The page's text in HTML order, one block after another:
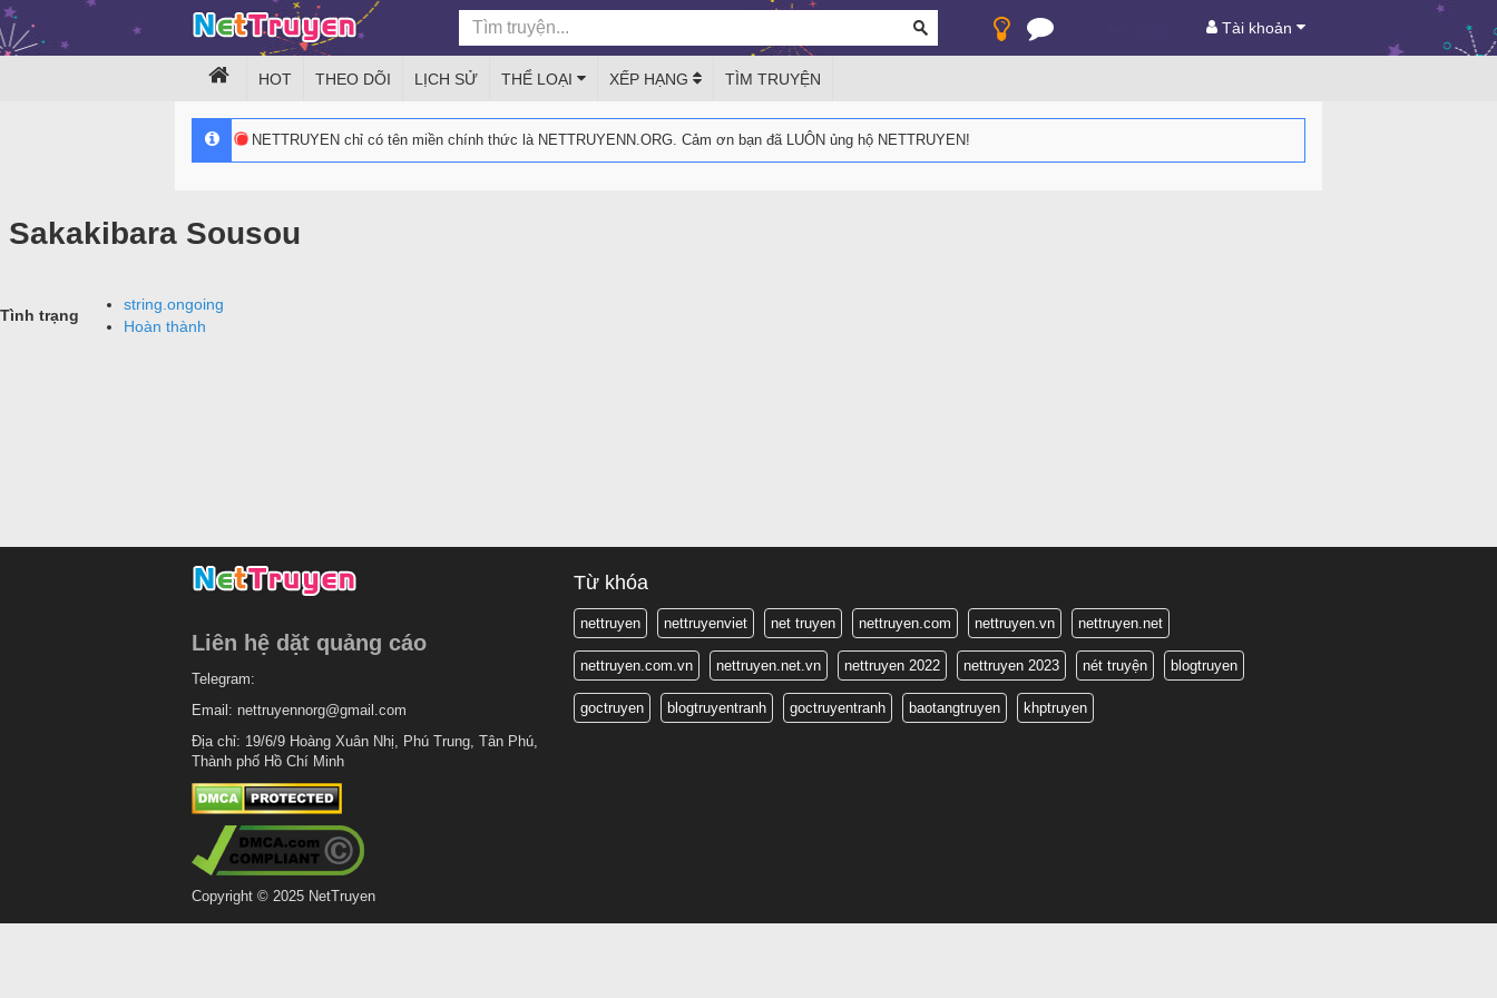
Tài khoản
HOT THEO DÕI LỊCH SỬ THỂ LOẠI XẾP HẠNG TÌM TRUYỆN
NETTRUYEN chỉ có tên miền chính thức là NETTRUYENN.ORG. Cảm ơn bạn đã LUÔN ủng hộ NETTRUYEN!
Sakakibara Sousou
Tình trạng
string.ongoing
Hoàn thành
Liên hệ dặt quảng cáo
Telegram:
Email: nettruyennorg@gmail.com
Địa chỉ: 19/6/9 Hoàng Xuân Nhị, Phú Trung, Tân Phú,
Thành phố Hồ Chí Minh
Copyright © 2025 NetTruyen
Từ khóa
nettruyen nettruyenviet net truyen nettruyen.com nettruyen.vn nettruyen.net
nettruyen.com.vn nettruyen.net.vn nettruyen 2022 nettruyen 2023 nét truyện blogtruyen
goctruyen blogtruyentranh goctruyentranh baotangtruyen khptruyen